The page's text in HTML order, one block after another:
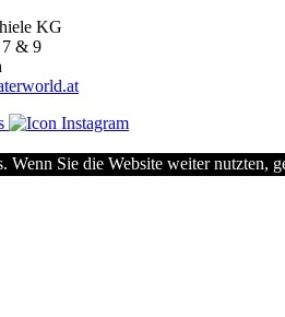
KG
7 & 9
Wenn Sie die Website weiter nutzten,